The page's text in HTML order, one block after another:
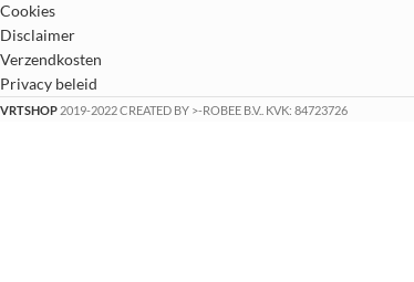
Cookies
Disclaimer
Verzendkosten
Privacy beleid
VRTSHOP 2019-2022 CREATED BY >-ROBEE B.V.. KVK: 84723726